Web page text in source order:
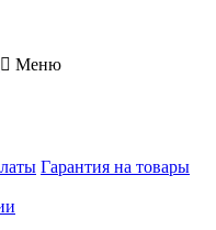
Меню
Гарантия на товары